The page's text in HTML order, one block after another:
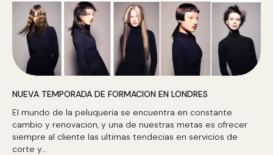
NUEVA TEMPORADA DE FORMACION EN LONDRES
El mundo de la peluqueria se encuentra en constante
cambio y renovacion, y una de nuestras metas es ofrecer
siempre al cliente las ultimas tendecias en servicios de
corte y…